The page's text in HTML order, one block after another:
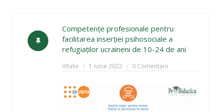
Competențe profesionale pentru
facilitarea inserției psihosociale a
refugiaților ucraineni de 10-24 de ani
Vitalie 1 iunie 2022 0 Comentarii